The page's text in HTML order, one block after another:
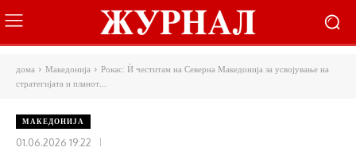
дома Македонија
Рокас: Ѝ честитам на Северна Македонија за усвојување на
стратегијата и планот...
МАКЕДОНИЈА
01.06.2026 19:22